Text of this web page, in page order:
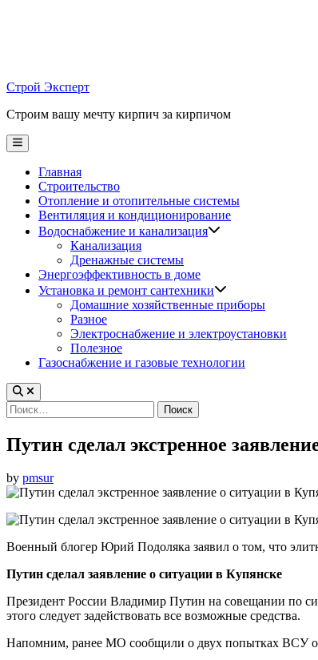
Строй Эксперт
Строим вашу мечту кирпич за кирпичом
Main
Menu
Главная
Строительство
Отопление и отопительные системы
Вентиляция и кондиционирование
Водоснабжение и канализация
Канализация
Дренажные системы
Энергоэффективность в доме
Установка и ремонт сантехники
Домашние хозяйственные приборы
Разное
Электроснабжение и электроустановки
Полезное
Газоснабжение и газовые технологии
Найти:
Путин сделал экстренное
by pmsur
Военный блогер Юрий Подоляка заявил о том, что
Путин сделал заявление о ситуации в Купянске
Президент России Владимир Путин на совещании по
этого следует задействовать все возможные средства.
Напомним, ранее МО сообщили о двух попытках ВСУ